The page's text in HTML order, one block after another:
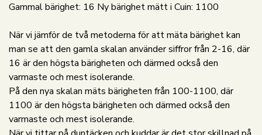
Gammal bärighet: 16 Ny bärighet mätt i Cuin: 1100
När vi jämför de två metoderna för att mäta bärighet kan
man se att den gamla skalan använder siffror från 2-16, där
16 är den högsta bärigheten och därmed också den
varmaste och mest isolerande.
På den nya skalan mäts bärigheten från 100-1100, där
1100 är den högsta bärigheten och därmed också den
varmaste och mest isolerande.